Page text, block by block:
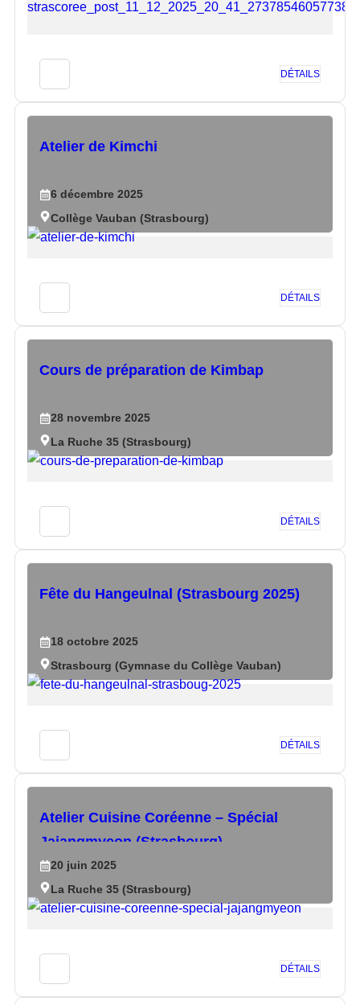
DÉTAILS
Atelier de Kimchi
6 décembre 2025
Collège Vauban (Strasbourg)
DÉTAILS
Cours de préparation de Kimbap
28 novembre 2025
La Ruche 35 (Strasbourg)
DÉTAILS
Fête du Hangeulnal (Strasbourg 2025)
18 octobre 2025
Strasbourg (Gymnase du Collège Vauban)
DÉTAILS
Atelier Cuisine Coréenne – Spécial
Jajangmyeon (Strasbourg)
20 juin 2025
La Ruche 35 (Strasbourg)
DÉTAILS